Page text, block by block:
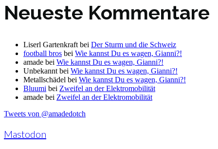
Neueste Kommentare
Liserl Gartenkraft bei Der Sturm und die Schweiz
football bros bei Wie kannst Du es wagen, Gianni?!
amade bei Wie kannst Du es wagen, Gianni?!
Unbekannt bei Wie kannst Du es wagen, Gianni?!
Metallschädel bei Wie kannst Du es wagen, Gianni?!
Bluumi bei Zweifel an der Elektromobilität
amade bei Zweifel an der Elektromobilität
Tweets von @amadedotch
Mastodon